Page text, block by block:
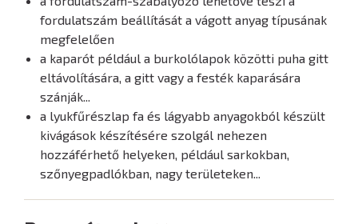
fordulatszám beállítását a vágott anyag típusának
megfelelően
a kaparót például a burkolólapok közötti puha gitt
eltávolítására, a gitt vagy a festék kaparására
szánják...
a lyukfűrészlap fa és lágyabb anyagokból készült
kivágások készítésére szolgál nehezen
hozzáférhető helyeken, például sarkokban,
szőnyegpadlókban, nagy területeken...